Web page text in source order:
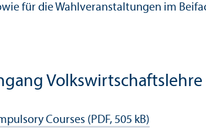
für die Wahl­veranstaltungen im
Volkswirtschafts­lehre
Courses (PDF, 505 kB)